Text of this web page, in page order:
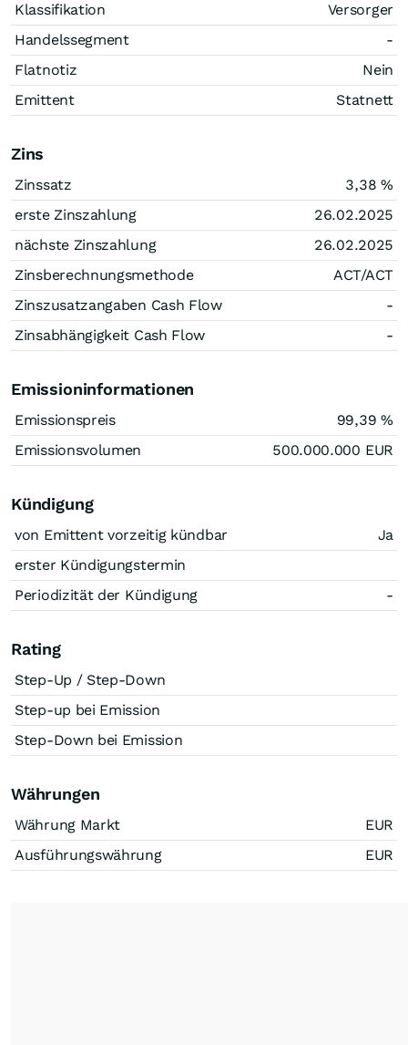
Klassifikation
Versorger
Handelssegment
-
Flatnotiz
Nein
Emittent
Statnett
Zins
Zinssatz 3,38 %
erste Zinszahlung
26.02.2025
nächste Zinszahlung
26.02.2025
Zinsberechnungsmethode
ACT/ACT
Zinszusatzangaben Cash Flow
-
Zinsabhängigkeit Cash Flow
-
Emissioninformationen
Emissionspreis 99,39 %
Emissionsvolumen
500.000.000 EUR
Kündigung
von Emittent vorzeitig kündbar
Ja
erster Kündigungstermin
Periodizität der Kündigung
-
Rating
Step-Up / Step-Down
Step-up bei Emission
Step-Down bei Emission
Währungen
Währung Markt
EUR
Ausführungswährung
EUR